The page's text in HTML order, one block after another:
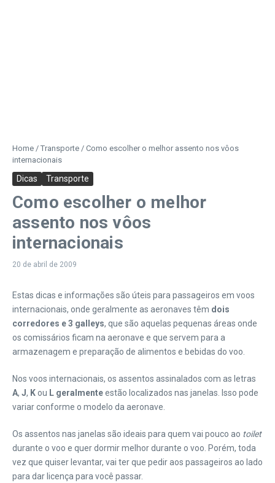
Home / Transporte / Como escolher o melhor assento nos vôos
internacionais
Dicas Transporte
Como escolher o melhor
assento nos vôos
internacionais
20 de abril de 2009
Estas dicas e informações são úteis para passageiros em voos
internacionais, onde geralmente as aeronaves têm dois
corredores e 3 galleys, que são aquelas pequenas áreas onde
os comissários ficam na aeronave e que servem para a
armazenagem e preparação de alimentos e bebidas do voo.
Nos voos internacionais, os assentos assinalados com as letras
A, J, Kou L geralmenteestão localizados nas janelas. Isso pode
variar conforme o modelo da aeronave.
Os assentos nas janelas são ideais para quem vai pouco ao toilet
durante o voo e quer dormir melhor durante o voo. Porém, toda
vez que quiser levantar, vai ter que pedir aos passageiros ao lado
para dar licença para você passar.